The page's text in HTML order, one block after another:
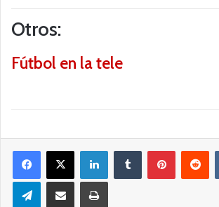
Otros:
Fútbol en la tele
Telegram